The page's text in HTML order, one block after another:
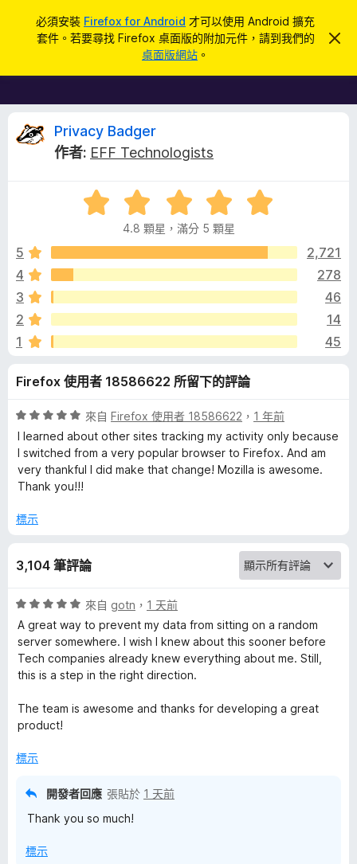
必須安裝 Firefox for Android 才可以使用 Android 擴充
套件。若要尋找 Firefox 桌面版的附加元件，請到我們的
桌面版網站 。
忽
通
F
i
e
x
覽
器
附
加
件
P
v
a
c
y
B
a
d
e
r
的
評
論
Privacy Badger
作者: EFF Technologists
評
價
.
分
滿
5
4.8 顆星，滿分 5 顆星
5
2,721
4
278
3
46
2
14
1
45
Firefox 使用者 18586622 所留下的評論
評
價
5
分
，
分
來自 Firefox 使用者 18586622 ， 1 年前
I learned about other sites tracking my activity only because
I switched from a very popular browser to Firefox. And am
very thankful I did make that change! Mozilla is awesome.
Thank you!!!
標示
3,104 筆評論
評
價
5
分
，
分
5
來自 gotn ， 1 天前
A great way to prevent my data from sitting on a random
server somewhere. I wish I knew about this sooner before
Tech companies already knew everything about me. Still,
this is a step in the right direction.
The team is awesome and thanks for developing a great
product!
標示
開發者回應 張貼於 1 天前
Thank you so much!
標示